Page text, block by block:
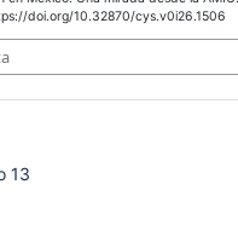
doi.org/10.32870/cys.v0i26.1506
13